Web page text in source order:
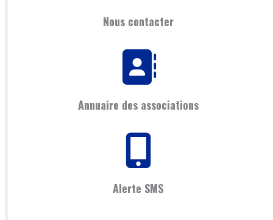
Nous contacter
Annuaire des associations
Alerte SMS